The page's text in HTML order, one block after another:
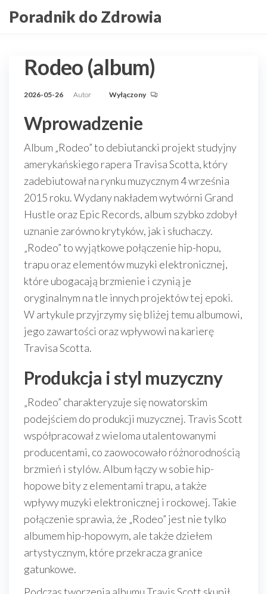
doPoradnik do Zdrowia
Rodeo (album)
2026-05-26 Autor Wyłączony
Wprowadzenie
Album „Rodeo” to debiutancki projekt studyjny
amerykańskiego rapera Travisa Scotta, który
zadebiutował na rynku muzycznym 4 września
2015 roku. Wydany nakładem wytwórni Grand
Hustle oraz Epic Records, album szybko zdobył
uznanie zarówno krytyków, jak i słuchaczy.
„Rodeo” to wyjątkowe połączenie hip-hopu,
trapu oraz elementów muzyki elektronicznej,
które ubogacają brzmienie i czynią je
oryginalnym na tle innych projektów tej epoki.
W artykule przyjrzymy się bliżej temu albumowi,
jego zawartości oraz wpływowi na karierę
Travisa Scotta.
Produkcja i styl muzyczny
„Rodeo” charakteryzuje się nowatorskim
podejściem do produkcji muzycznej. Travis Scott
współpracował z wieloma utalentowanymi
producentami, co zaowocowało różnorodnością
brzmień i stylów. Album łączy w sobie hip-
hopowe bity z elementami trapu, a także
wpływy muzyki elektronicznej i rockowej. Takie
połączenie sprawia, że „Rodeo” jest nie tylko
albumem hip-hopowym, ale także dziełem
artystycznym, które przekracza granice
gatunkowe.